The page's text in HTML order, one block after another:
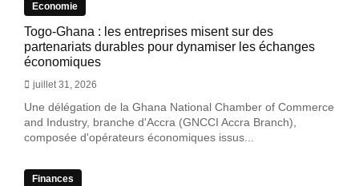
Economie
Togo-Ghana : les entreprises misent sur des
partenariats durables pour dynamiser les échanges
économiques
juillet 31, 2026
Une délégation de la Ghana National Chamber of Commerce
and Industry, branche d'Accra (GNCCI Accra Branch),
composée d'opérateurs économiques issus...
Finances